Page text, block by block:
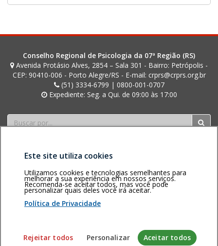
Conselho Regional de Psicologia da 07ª Região (RS)
Avenida Protásio Alves, 2854 – Sala 301 - Bairro: Petrópolis -
CEP: 90410-006 - Porto Alegre/RS - E-mail: crprs@crprs.org.br
(51) 3334-6799 | 0800-001-0707
Expediente: Seg. a Qui. de 09:00 às 17:00
Buscar
Área restritaPolítica de
privacidadePersonalização
de cookies
Sistema desenvolvido pela Gerência de Tecnologia da
Este site utiliza cookies
Utilizamos cookies e tecnologias semelhantes para
melhorar a sua experiência em nossos serviços.
Recomenda-se aceitar todos, mas você pode
personalizar quais deles você irá aceitar.
Política de Privacidade
Rejeitar todos Personalizar Aceitar todos